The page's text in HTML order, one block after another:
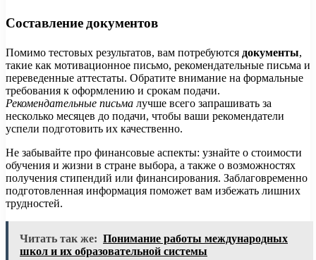
Составление документов
Помимо тестовых результатов, вам потребуются документы,
такие как мотивационное письмо, рекомендательные письма и
переведенные аттестаты. Обратите внимание на формальные
требования к оформлению и срокам подачи.
Рекомендательные письма лучше всего запрашивать за
несколько месяцев до подачи, чтобы ваши рекомендатели
успели подготовить их качественно.
Не забывайте про финансовые аспекты: узнайте о стоимости
обучения и жизни в стране выбоpа, а также о возможностях
получения стипендий или финансирования. Заблаговременно
подготовленная информация поможет вам избежать лишних
трудностей.
Читать так же: Понимание работы международных
школ и их образовательной системы